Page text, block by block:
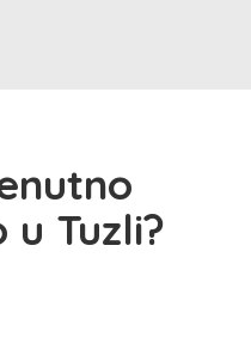
Tuzli?